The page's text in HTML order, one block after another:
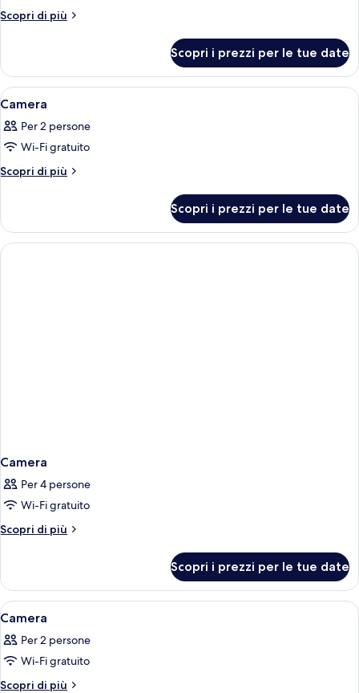
vista
Scopri di più
Altri
Basic,
balcone,
vista
Scopri i prezzi per le tue date
Apri
tutte
le
foto
per
Una cassaforte in camera, una
5
Camera
Per 2 persone
Wi-Fi gratuito
Scopri di più
Altri
Scopri i prezzi per le tue date
Camera
Per 4 persone
Wi-Fi gratuito
Scopri di più
Altri
Scopri i prezzi per le tue date
Apri
tutte
le
foto
per
Una cassaforte in camera, una
6
Camera
Per 2 persone
Wi-Fi gratuito
Scopri di più
Altri